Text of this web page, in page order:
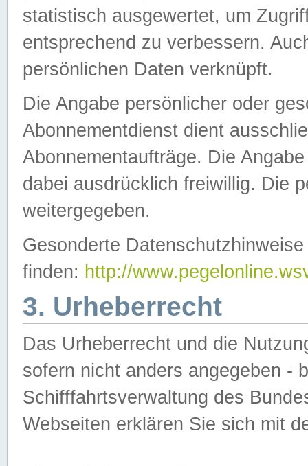
statistisch ausgewertet, um
entsprechend zu verbessern.
persönlichen Daten verknüpft.
Die Angabe persönlicher oder
Abonnementdienst dient
Abonnementaufträge. Die
dabei ausdrücklich freiwillig. Die
weitergegeben.
Gesonderte
finden: http://
3. Urheberrecht
Das Urheberrecht und die
sofern nicht anders angegeben -
Schifffahrtsverwaltung des
Webseiten erklären Sie sich mit